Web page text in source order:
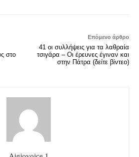
στο
Επόμενο άρθρο
41 οι συλλήψεις για τα λαθραία
τσιγάρα – Οι έρευνες έγιναν και
στην Πάτρα (δείτε βίντεο)